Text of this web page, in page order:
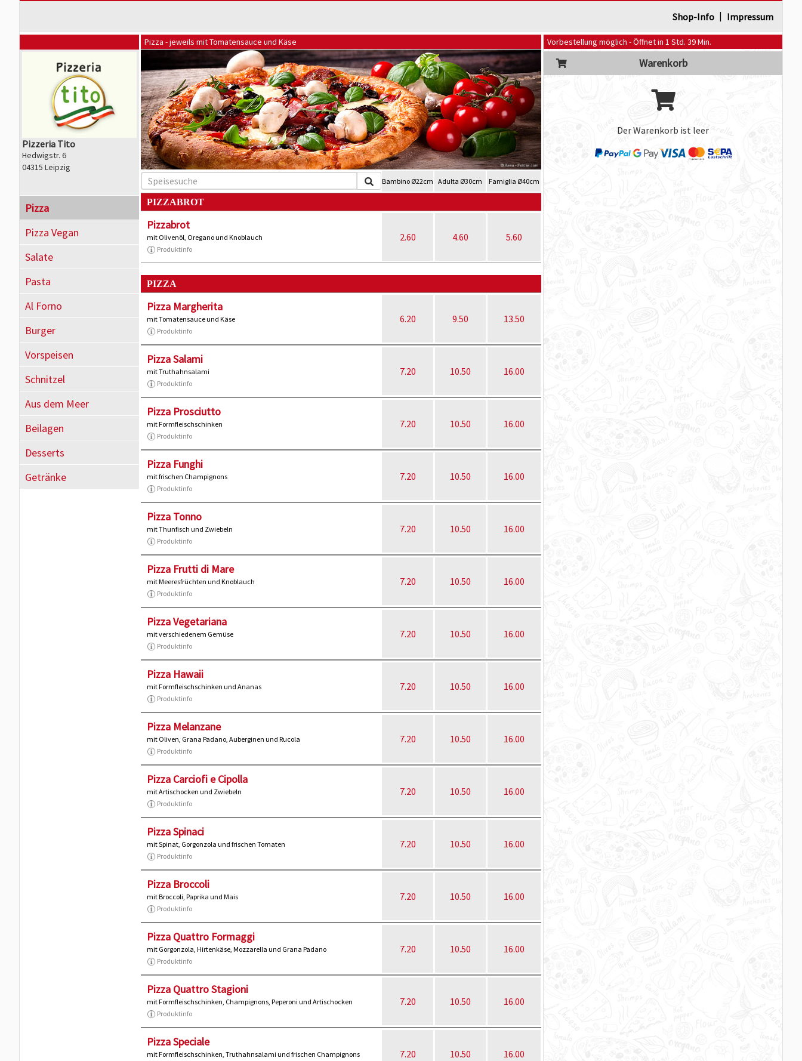
Shop-Info | Impressum
Vorbestellung möglich - Öffnet in 1 Std. 39 Min.
Warenkorb
Der Warenkorb ist leer
Pizzeria Tito
Hedwigstr. 6
04315 Leipzig
Pizza
Pizza Vegan
Salate
Pasta
Al Forno
Burger
Vorspeisen
Schnitzel
Aus dem Meer
Beilagen
Desserts
Getränke
Pizza - jeweils mit Tomatensauce und Käse
Bambino Ø22cm Adulta Ø30cm Famiglia Ø40cm
PIZZABROT
Pizzabrot
mit Olivenöl, Oregano und Knoblauch
Produktinfo
2.60 4.60 5.60
PIZZA
Pizza Margherita
mit Tomatensauce und Käse
Produktinfo
6.20 9.50 13.50
Pizza Salami
mit Truthahnsalami
Produktinfo
7.20 10.50 16.00
Pizza Prosciutto
mit Formfleischschinken
Produktinfo
7.20 10.50 16.00
Pizza Funghi
mit frischen Champignons
Produktinfo
7.20 10.50 16.00
Pizza Tonno
mit Thunfisch und Zwiebeln
Produktinfo
7.20 10.50 16.00
Pizza Frutti di Mare
mit Meeresfrüchten und Knoblauch
Produktinfo
7.20 10.50 16.00
Pizza Vegetariana
mit verschiedenem Gemüse
Produktinfo
7.20 10.50 16.00
Pizza Hawaii
mit Formfleischschinken und Ananas
Produktinfo
7.20 10.50 16.00
Pizza Melanzane
mit Oliven, Grana Padano, Auberginen und Rucola
Produktinfo
7.20 10.50 16.00
Pizza Carciofi e Cipolla
mit Artischocken und Zwiebeln
Produktinfo
7.20 10.50 16.00
Pizza Spinaci
mit Spinat, Gorgonzola und frischen Tomaten
Produktinfo
7.20 10.50 16.00
Pizza Broccoli
mit Broccoli, Paprika und Mais
Produktinfo
7.20 10.50 16.00
Pizza Quattro Formaggi
mit Gorgonzola, Hirtenkäse, Mozzarella und Grana Padano
Produktinfo
7.20 10.50 16.00
Pizza Quattro Stagioni
mit Formfleischschinken, Champignons, Peperoni und Artischocken
Produktinfo
7.20 10.50 16.00
Pizza Speciale
mit Formfleischschinken, Truthahnsalami und frischen Champignons
7.20 10.50 16.00